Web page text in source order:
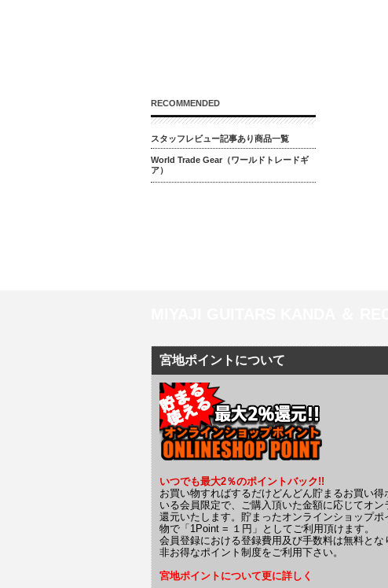
RECOMMENDED
スタッフレビュー記事あり商品一覧
World Trade Gear（ワールドトレードギ
ア）
宮地ポイントについて
いつでも最大2％のポイントバック!!
お買い物すればするだけどんどん貯まるお買い
いる会員限定で、ご購入頂いた金額に応じてオ
還元いたします。貯まったオンラインショップ
物で「1Point = １円」としてご利用頂けます。
会員登録における登録費用及び手数料は無料と
非お得なポイント制度をご利用下さい。
宮地ポイントについて更に詳しく